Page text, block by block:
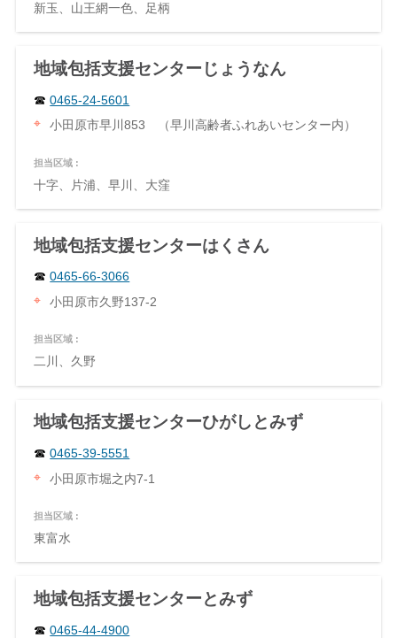
新玉、山王網一色、足柄
地域包括支援センターじょうなん
0465-24-5601
小田原市早川853 （早川高齢者ふれあいセンター内）
担当区域 :
十字、片浦、早川、大窪
地域包括支援センターはくさん
0465-66-3066
小田原市久野137-2
担当区域 :
二川、久野
地域包括支援センターひがしとみず
0465-39-5551
小田原市堀之内7-1
担当区域 :
東富水
地域包括支援センターとみず
0465-44-4900